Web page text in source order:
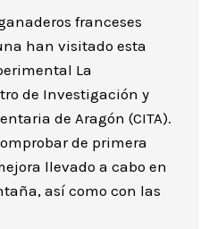
franceses
han visitado esta
La
de Investigación y
de Aragón (CITA).
de primera
llevado a cabo en
así como con las